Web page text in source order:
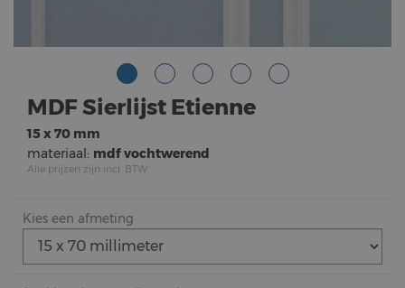
MDF Sierlijst Etienne
15 x 70 mm
materiaal: mdf vochtwerend
Alle prijzen zijn incl. BTW
Kies een afmeting